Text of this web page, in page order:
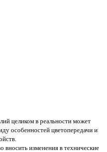
целиком в реальности может
особенностей цветопередачи и
вносить изменения в технические